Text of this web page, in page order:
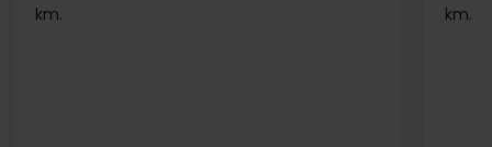
km.
km.